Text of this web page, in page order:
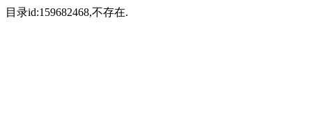
目录id:159682468,不存在.